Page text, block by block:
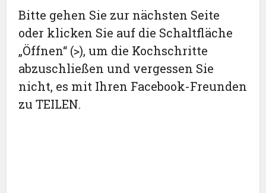
Bitte gehen Sie zur nächsten Seite
oder klicken Sie auf die Schaltfläche
„Öffnen“ (>), um die Kochschritte
abzuschließen und vergessen Sie
nicht, es mit Ihren Facebook-Freunden
zu TEILEN.